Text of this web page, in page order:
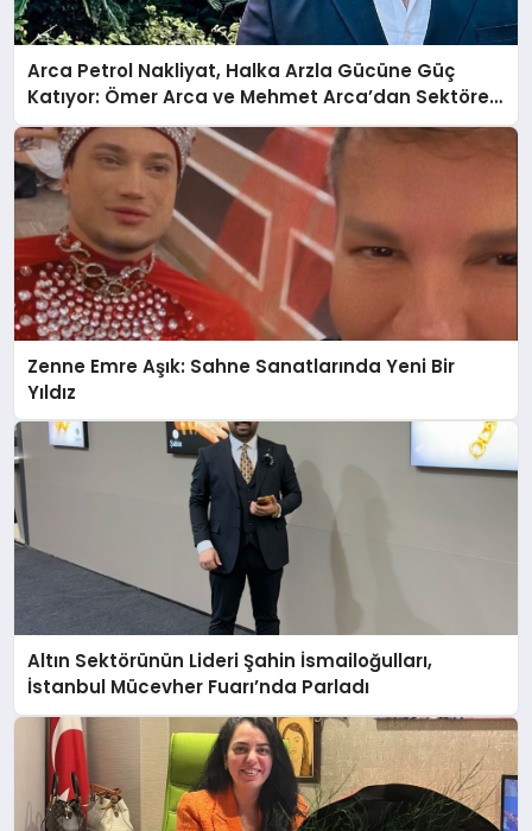
Arca Petrol Nakliyat, Halka Arzla Gücüne Güç
Katıyor: Ömer Arca ve Mehmet Arca’dan Sektöre
Güçlü Yatırım
Zenne Emre Aşık: Sahne Sanatlarında Yeni Bir
Yıldız
Altın Sektörünün Lideri Şahin İsmailoğulları,
İstanbul Mücevher Fuarı’nda Parladı ￼